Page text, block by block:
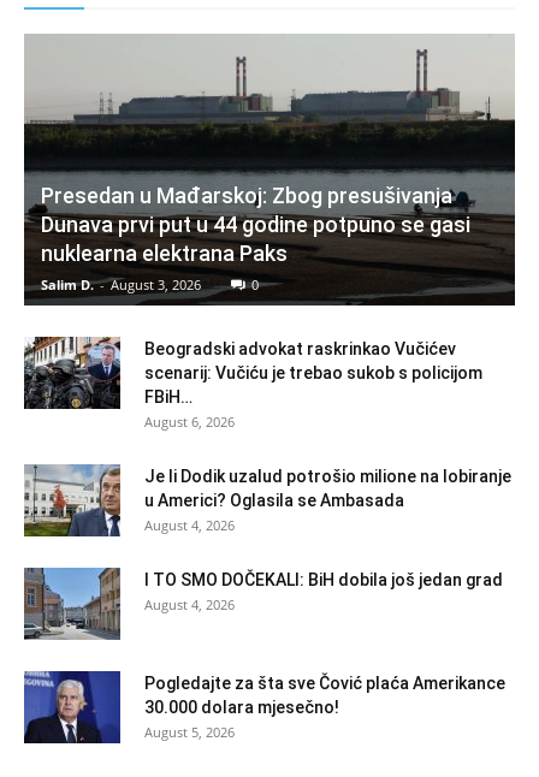
Presedan u Mađarskoj: Zbog presušivanja
Dunava prvi put u 44 godine potpuno se gasi
nuklearna elektrana Paks
Salim D. - August 3, 2026 0
Beogradski advokat raskrinkao Vučićev
scenarij: Vučiću je trebao sukob s policijom
FBiH…
August 6, 2026
Je li Dodik uzalud potrošio milione na lobiranje
u Americi? Oglasila se Ambasada
August 4, 2026
I TO SMO DOČEKALI: BiH dobila još jedan grad
August 4, 2026
Pogledajte za šta sve Čović plaća Amerikance
30.000 dolara mjesečno!
August 5, 2026